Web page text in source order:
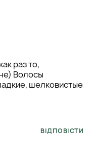
раз то,
Волосы
шелковистые
ВІДПОВІСТИ